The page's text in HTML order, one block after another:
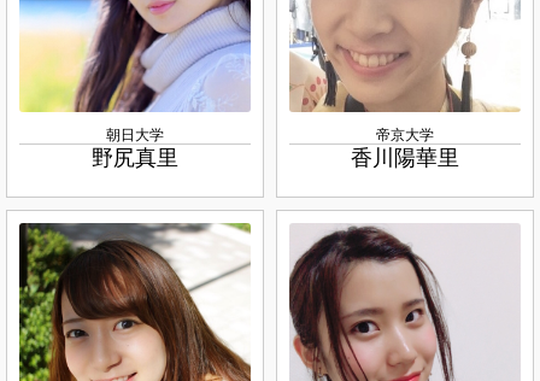
朝日大学
野尻真里
帝京大学
香川陽華里